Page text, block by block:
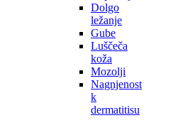
Dolgo
ležanje
Gube
Luščeča
koža
Mozolji
Nagnjenost
k
dermatitisu